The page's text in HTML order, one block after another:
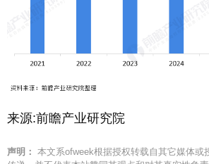
来源:前瞻产业研究院
声明： 本文系ofweek根据授权转载自其它媒体或